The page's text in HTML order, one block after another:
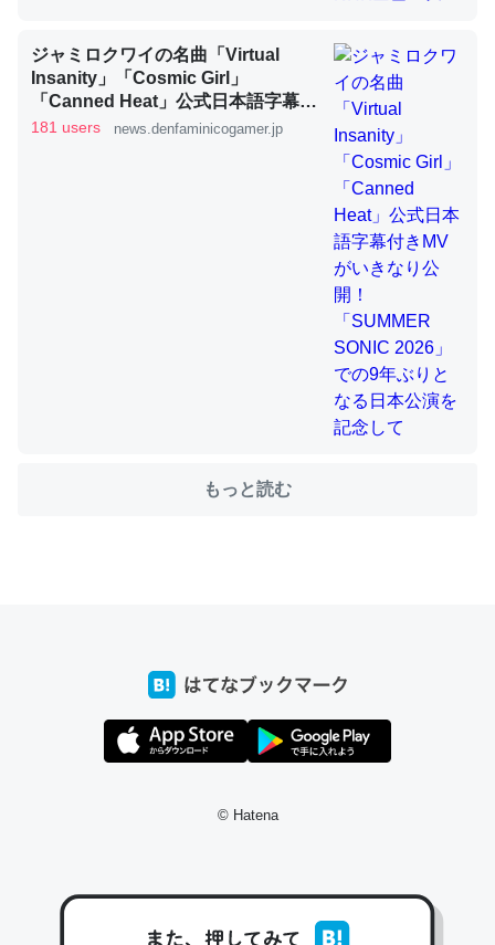
─ニュース :: 【研究発表】昆虫学の大問題＝「昆虫はなぜ海にいな
いのか」に関する新仮説
ウチもEchoを実家に置いて４年。でたまに覗いてる。ぼ
ちぼちRingも置こうかと画策中。あと、Googleマップで
位置情報を共有してる。電池残量や充電中かが分かるので
─たまにLINEするくらいだった遠方の父67歳と僕。ITツール導入で
コミュニケーションが劇的に変化した｜tayorini by LIFULL介護
とかSpotifyを支払う孝行もできる。一生で親と会える残
私も3年前ぐらいに祖母の家に設置した。ポケットWifiみ
コミュニケーションが劇的に変化した｜tayorini by LIFULL介護
ジャミロクワイの名曲「Virtual
Insanity」「Cosmic Girl」
「Canned Heat」公式日本語字幕付
きMVがいきなり公開！「SUMMER
181 users news.denfaminicogamer.jp
もっと読む
© Hatena